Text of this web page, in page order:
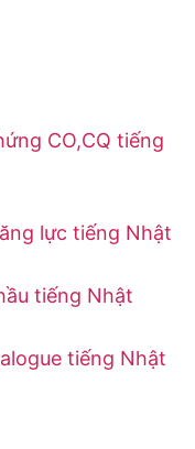
CO,CQ tiếng
lực tiếng Nhật
tiếng Nhật
tiếng Nhật